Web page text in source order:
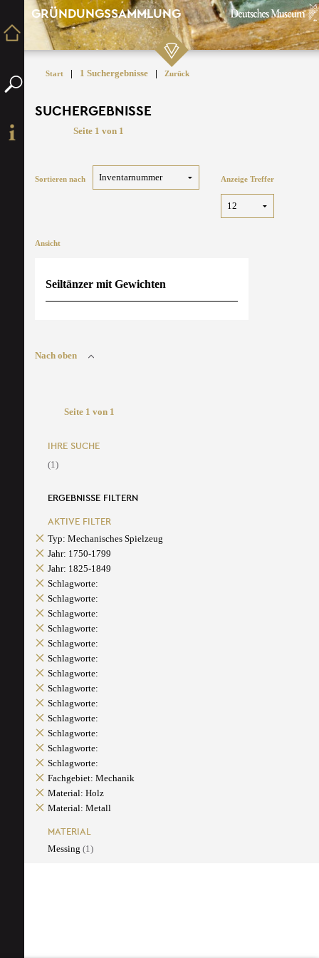
GRÜNDUNGSSAMMLUNG
Start | 1 Suchergebnisse | Zurück
SUCHERGEBNISSE
Seite 1 von 1
Sortieren nach Anzeige Treffer
Ansicht
Seiltänzer mit Gewichten
Nach oben
Seite 1 von 1
IHRE SUCHE
(1)
ERGEBNISSE FILTERN
AKTIVE FILTER
Typ: Mechanisches Spielzeug
Jahr: 1750-1799
Jahr: 1825-1849
Schlagworte:
Schlagworte:
Schlagworte:
Schlagworte:
Schlagworte:
Schlagworte:
Schlagworte:
Schlagworte:
Schlagworte:
Schlagworte:
Schlagworte:
Schlagworte:
Schlagworte:
Fachgebiet: Mechanik
Material: Holz
Material: Metall
MATERIAL
Messing (1)